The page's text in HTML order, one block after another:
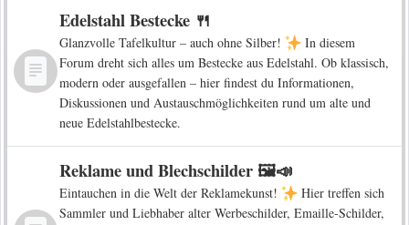
Edelstahl Bestecke 🍴
Glanzvolle Tafelkultur – auch ohne Silber!
In diesem
Forum dreht sich alles um Bestecke aus Edelstahl. Ob klassisch,
modern oder ausgefallen – hier findest du Informationen,
Diskussionen und Austauschmöglichkeiten rund um alte und
neue Edelstahlbestecke.
Reklame und Blechschilder 🖼️📣
Eintauchen in die Welt der Reklamekunst!
Hier treffen sich
Sammler und Liebhaber alter Werbeschilder, Emaille-Schilder,